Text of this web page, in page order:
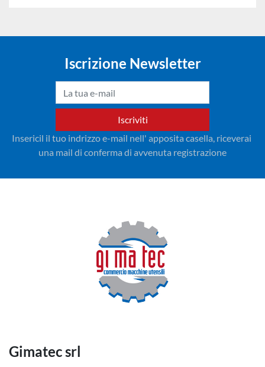
Iscrizione Newsletter
Iscriviti
Insericil il tuo indrizzo e-mail nell' apposita casella, riceverai
una mail di conferma di avvenuta registrazione
Gimatec srl